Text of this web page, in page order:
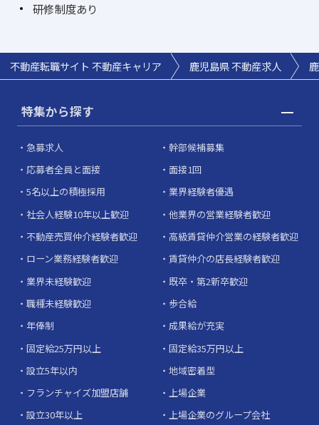
研修制度あり
不動産転職サイト 不動産キャリア 鹿児島県 不動産求人
特集から探す
急募求人
幹部候補募集
応募者全員と面接
面接1回
5名以上の積極採用
業界経験者優遇
社会人経験10年以上歓迎
他業界の営業経験者歓迎
不動産売買仲介経験者歓迎
高級賃貸仲介営業の経験者歓迎
ローン業務経験者歓迎
賃貸仲介の店長経験者歓迎
業界未経験歓迎
既卒・第2新卒歓迎
職種未経験歓迎
歩合給
年俸制
成果給が充実
固定給25万円以上
固定給35万円以上
設立5年以内
地域密着型
フランチャイズ加盟店舗
上場企業
設立30年以上
上場企業のグループ会社